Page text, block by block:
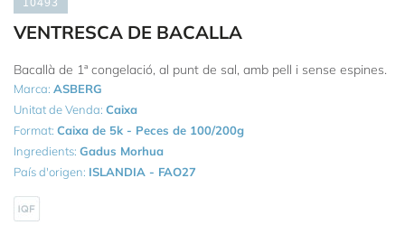
VENTRESCA DE BACALLA
Bacallà de 1ª congelació, al punt de sal, amb pell i sense espines.
Marca: ASBERG
Unitat de Venda: Caixa
Format: Caixa de 5k - Peces de 100/200g
Ingredients: Gadus Morhua
País d'origen: ISLANDIA - FAO27